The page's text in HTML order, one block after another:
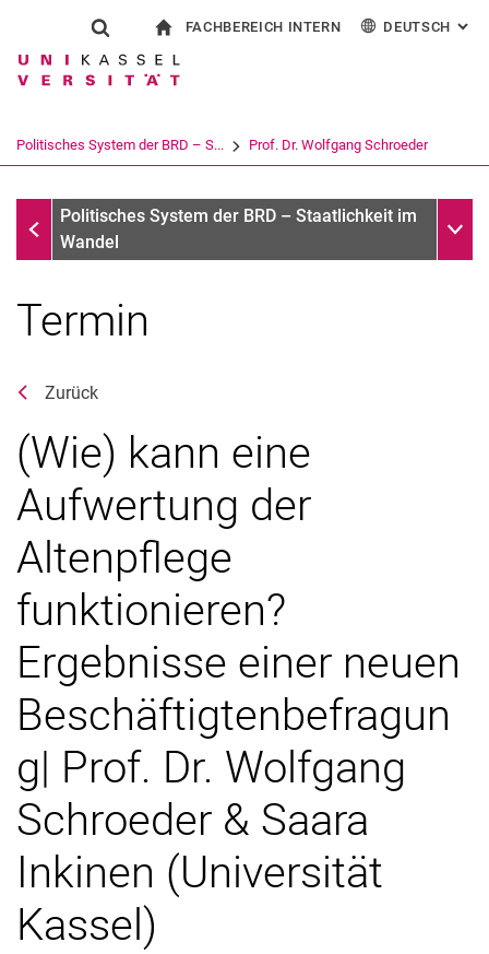
Springe direkt zu: Inhalt
Springe direkt zu: Suche
Springe direkt zu:
Suchformular
Suchbegriff
Suchen (öffnet externen Link in einem
FACHBEREICH INTERN DEUTSCH :
Politisches System der BRD – S... Prof. Dr. Wolfgang Schroeder
Aktuelles und Veranstaltungen
Politisches System der BRD – Staatlichkeit im
Wandel
Termin
Zurück
(Wie) kann eine
Aufwertung der
Altenpflege
funktionieren?
Ergebnisse einer neuen
Beschäftigtenbefragun
g| Prof. Dr. Wolfgang
Schroeder & Saara
Inkinen (Universität
Kassel)